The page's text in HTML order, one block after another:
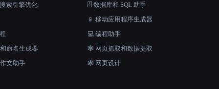
索引擎优化
命名生成器
文助手
🗄️ 数据库和 SQL 助手
📱 移动应用程序生成器
💻 编程助手
🕸️ 网页抓取和数据提取
🕸 网页设计